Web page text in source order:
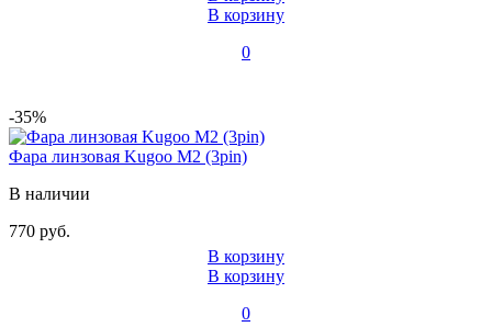
В корзину
0
-35%
Фара линзовая Kugoo M2 (3pin)
В наличии
770 руб.
В корзину
В корзину
0